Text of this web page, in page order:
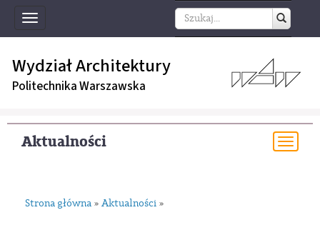
Toggle
navigation
Wydział Architektury
Politechnika Warszawska
Aktualności
Strona główna » Aktualności »